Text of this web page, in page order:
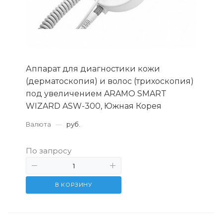
Аппарат для диагностики кожи
(дерматоскопия) и волос (трихоскопия)
под увеличением ARAMO SMART
WIZARD ASW-300, Южная Корея
Валюта — руб.
По запросу
В КОРЗИНУ